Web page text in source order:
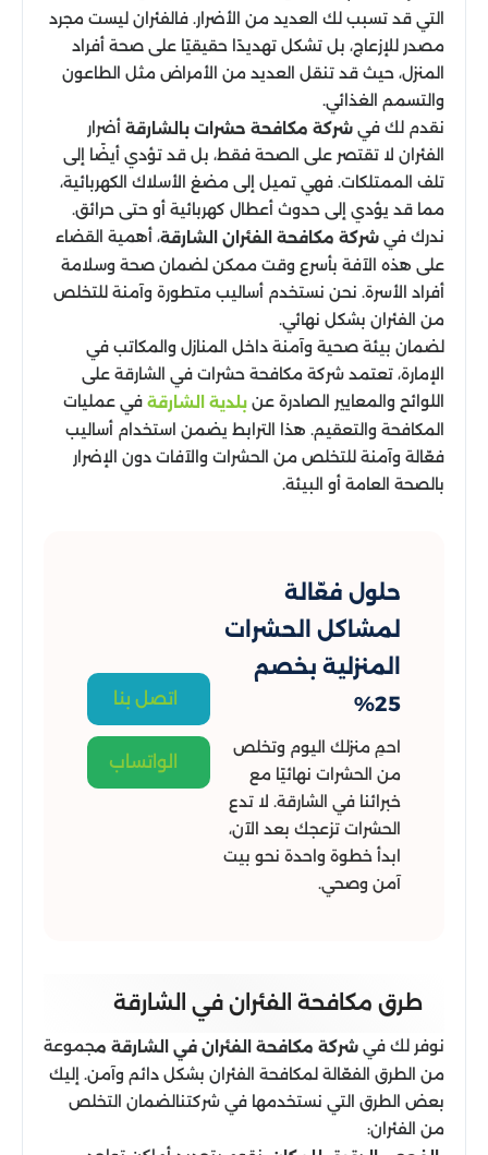
التي قد تسبب لك العديد من الأضرار. فالفئران ليست مجرد
مصدر للإزعاج، بل تشكل تهديدًا حقيقيًا على صحة أفراد
المنزل، حيث قد تنقل العديد من الأمراض مثل الطاعون
والتسمم الغذائي.
نقدم لك في شركة مكافحة حشرات بالشارقة أضرار
الفئران لا تقتصر على الصحة فقط، بل قد تؤدي أيضًا إلى
تلف الممتلكات. فهي تميل إلى مضغ الأسلاك الكهربائية،
مما قد يؤدي إلى حدوث أعطال كهربائية أو حتى حرائق.
ندرك في شركة مكافحة الفئران الشارقة، أهمية القضاء
على هذه الآفة بأسرع وقت ممكن لضمان صحة وسلامة
أفراد الأسرة. نحن نستخدم أساليب متطورة وآمنة للتخلص
من الفئران بشكل نهائي.
لضمان بيئة صحية وآمنة داخل المنازل والمكاتب في
الإمارة، تعتمد شركة مكافحة حشرات في الشارقة على
اللوائح والمعايير الصادرة عن بلدية الشارقة في عمليات
المكافحة والتعقيم. هذا الترابط يضمن استخدام أساليب
فعّالة وآمنة للتخلص من الحشرات والآفات دون الإضرار
بالصحة العامة أو البيئة.
حلول فعّالة
لمشاكل الحشرات
المنزلية بخصم
25%
احمِ منزلك اليوم وتخلص
من الحشرات نهائيًا مع
خبرائنا في الشارقة. لا تدع
الحشرات تزعجك بعد الآن،
ابدأ خطوة واحدة نحو بيت
آمن وصحي.
اتصل بنا
الواتساب
طرق مكافحة الفئران​ في الشارقة
نوفر لك في شركة مكافحة الفئران في الشارقة مجموعة
من الطرق الفعّالة لمكافحة الفئران بشكل دائم وآمن. إليك
بعض الطرق التي نستخدمها في شركتنالضمان التخلص
من الفئران: